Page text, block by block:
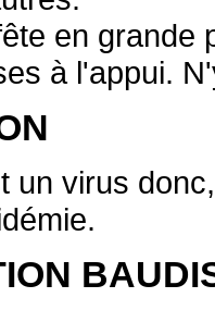
en grande
à l'appui.
un virus